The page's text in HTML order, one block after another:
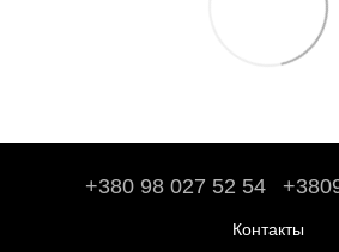
+380 98 027 52 54
Контакты